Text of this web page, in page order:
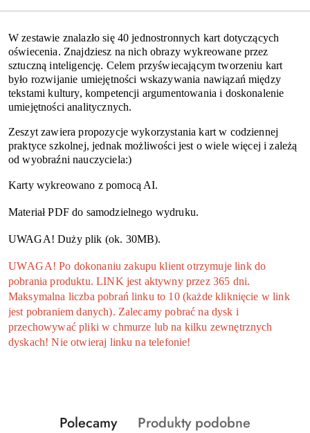
W zestawie znalazło się 40 jednostronnych kart dotyczących
oświecenia. Znajdziesz na nich obrazy wykreowane przez
sztuczną inteligencję. Celem przyświecającym tworzeniu kart
było rozwijanie umiejętności wskazywania nawiązań między
tekstami kultury, kompetencji argumentowania i doskonalenie
umiejętności analitycznych.
Zeszyt zawiera propozycje wykorzystania kart w codziennej
praktyce szkolnej, jednak możliwości jest o wiele więcej i zależą
od wyobraźni nauczyciela:)
Karty wykreowano z pomocą AI.
Materiał PDF do samodzielnego wydruku.
UWAGA! Duży plik (ok. 30MB).
UWAGA! Po dokonaniu zakupu klient otrzymuje link do
pobrania produktu. LINK jest aktywny przez 365 dni.
Maksymalna liczba pobrań linku to 10 (każde kliknięcie w link
jest pobraniem danych). Zalecamy pobrać na dysk i
przechowywać pliki w chmurze lub na kilku zewnętrznych
dyskach! Nie otwieraj linku na telefonie!
Pomiń karuzelę produktów
Produkty
Polecamy
Produkty
Produkty podobne